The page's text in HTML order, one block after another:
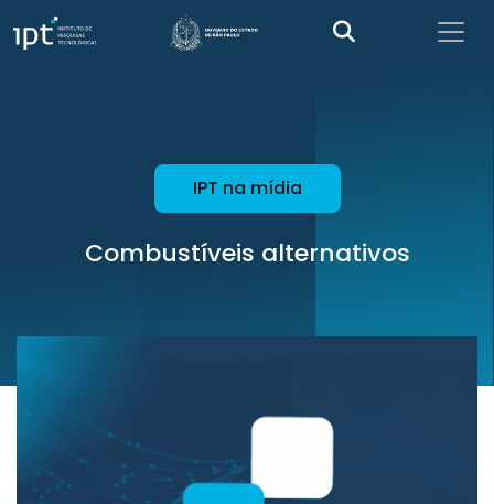
IPT na mídia
Combustíveis alternativos